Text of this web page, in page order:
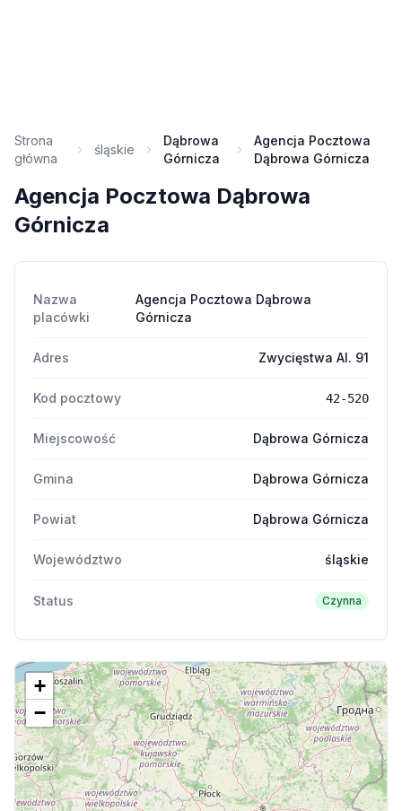
Strona
główna
śląskie
Dąbrowa
Górnicza
Agencja Pocztowa
Dąbrowa Górnicza
Agencja Pocztowa Dąbrowa
Górnicza
Nazwa
placówki
Agencja Pocztowa Dąbrowa
Górnicza
Adres Zwycięstwa Al. 91
Kod pocztowy 42-520
Miejscowość Dąbrowa Górnicza
Gmina Dąbrowa Górnicza
Powiat Dąbrowa Górnicza
Województwo śląskie
Status Czynna
+
−